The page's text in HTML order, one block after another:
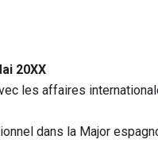
20XX
les affaires
dans la Major